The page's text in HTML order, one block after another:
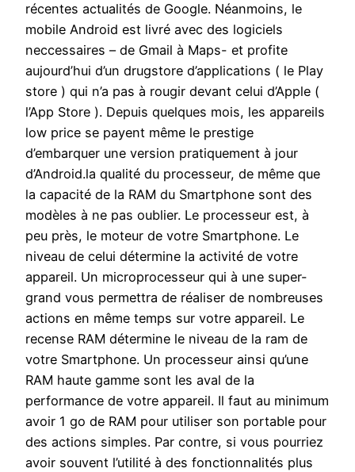
récentes actualités de Google. Néanmoins, le
mobile Android est livré avec des logiciels
neccessaires – de Gmail à Maps- et profite
aujourd’hui d’un drugstore d’applications ( le Play
store ) qui n’a pas à rougir devant celui d’Apple (
l’App Store ). Depuis quelques mois, les appareils
low price se payent même le prestige
d’embarquer une version pratiquement à jour
d’Android.la qualité du processeur, de même que
la capacité de la RAM du Smartphone sont des
modèles à ne pas oublier. Le processeur est, à
peu près, le moteur de votre Smartphone. Le
niveau de celui détermine la activité de votre
appareil. Un microprocesseur qui à une super-
grand vous permettra de réaliser de nombreuses
actions en même temps sur votre appareil. Le
recense RAM détermine le niveau de la ram de
votre Smartphone. Un processeur ainsi qu’une
RAM haute gamme sont les aval de la
performance de votre appareil. Il faut au minimum
avoir 1 go de RAM pour utiliser son portable pour
des actions simples. Par contre, si vous pourriez
avoir souvent l’utilité à des fonctionnalités plus